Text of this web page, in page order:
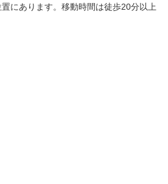
にあります。移動時間は徒歩20分以上